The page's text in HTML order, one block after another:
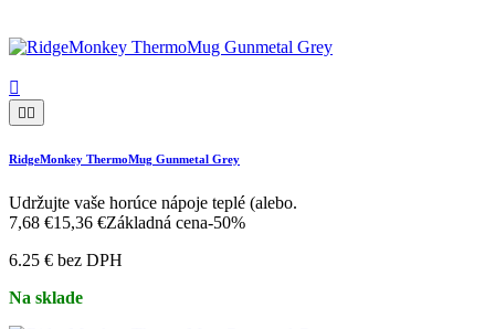


RidgeMonkey ThermoMug Gunmetal Grey
Udržujte vaše horúce nápoje teplé (alebo.
7,68 €15,36 €Základná cena-50%
6.25 € bez DPH
Na sklade